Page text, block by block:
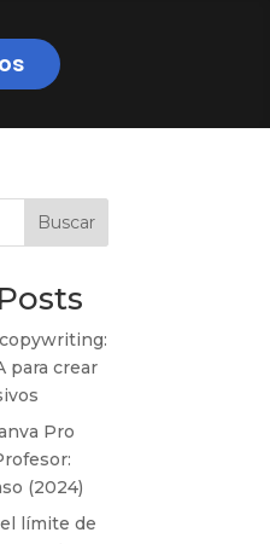
Buscar
para crear
Pro
(2024)
límite de